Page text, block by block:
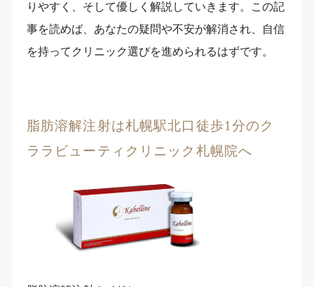
りやすく、そして優しく解説していきます。この記
事を読めば、あなたの疑問や不安が解消され、自信
を持ってクリニック選びを進められるはずです。
脂肪溶解注射は札幌駅北口徒歩1分のク
ララビューティクリニック札幌院へ